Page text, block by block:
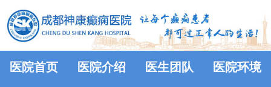
医院首页 医院介绍 医生团队 医院环境